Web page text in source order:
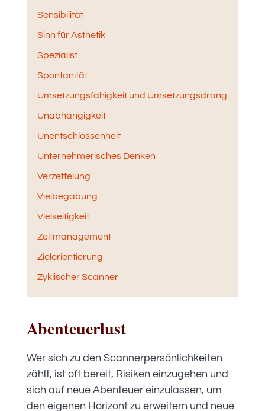
Sensibilität
Sinn für Ästhetik
Spezialist
Spontanität
Umsetzungsfähigkeit und Umsetzungsdrang
Unabhängigkeit
Unentschlossenheit
Unternehmerisches Denken
Verzettelung
Vielbegabung
Vielseitigkeit
Zeitmanagement
Zielorientierung
Zyklischer Scanner
Abenteuerlust
Wer sich zu den Scannerpersönlichkeiten
zählt, ist oft bereit, Risiken einzugehen und
sich auf neue Abenteuer einzulassen, um
den eigenen Horizont zu erweitern und neue